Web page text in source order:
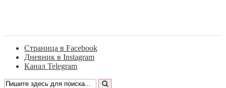
Страница в Facebook
Дневник в Instagram
Канал Telegram